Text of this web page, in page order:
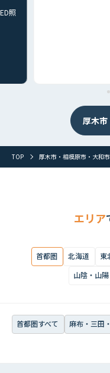
北海道 東
山陰・山陽
照
厚木
TOP 厚木市・相模原市・大和市
エリア
首都圏 北海道 東
山陰・山陽
首都圏すべて 麻布・三田